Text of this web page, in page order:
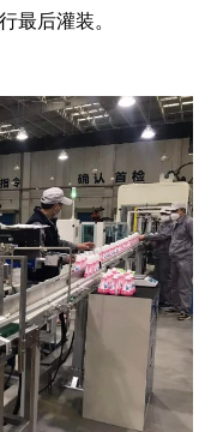
最后灌装。